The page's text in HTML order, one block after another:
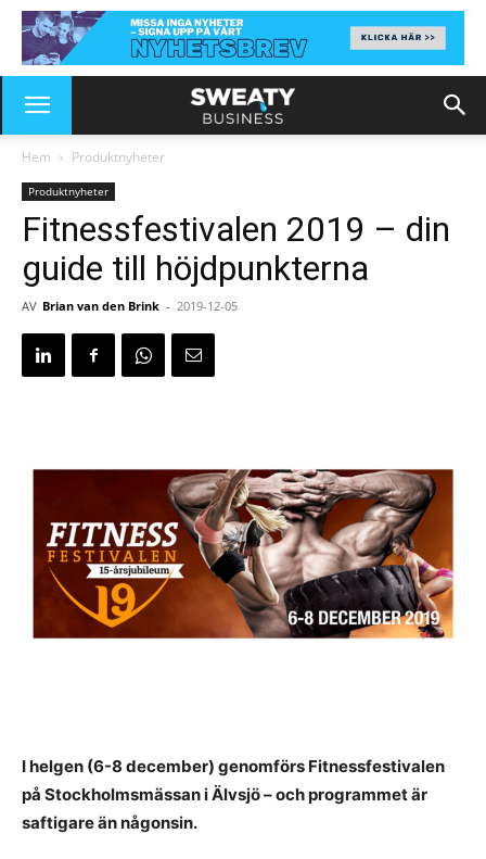
Hem Produktnyheter
Produktnyheter
Fitnessfestivalen 2019 – din
guide till höjdpunkterna
AV Brian van den Brink - 2019-12-05
I helgen (6-8 december) genomförs Fitnessfestivalen
på Stockholmsmässan i Älvsjö – och programmet är
saftigare än någonsin.